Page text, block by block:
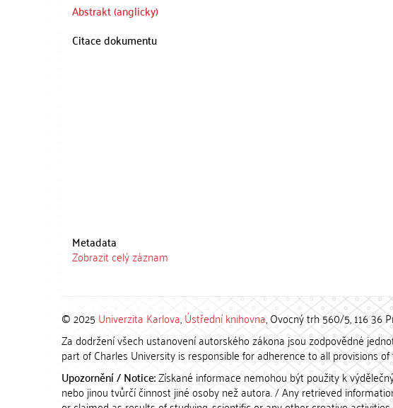
Abstrakt (anglicky)
Citace dokumentu
Metadata
Zobrazit celý záznam
© 2025 Univerzita Karlova,Ústřední knihovna, Ovocný trh 560/5, 116 36
Za dodržení všech ustanovení autorského zákona jsou zodpovědné
part of Charles University is responsible for adherence to all provisions
Upozornění / Notice:Získané informace nemohou být použity k
nebo jinou tvůrčí činnost jiné osoby než autora. / Any retrieved